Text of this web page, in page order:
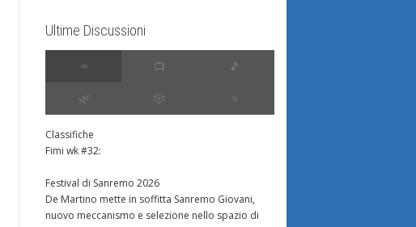
Ultime Discussioni
∞ 📺 🎵
🌿 🎲 ⭐️
Classifiche
Fimi wk #32:
Festival di Sanremo 2026
De Martino mette in soffitta Sanremo Giovani,
nuovo meccanismo e selezione nello spazio di